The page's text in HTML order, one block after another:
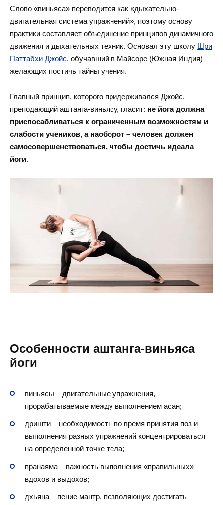
Слово «виньяса» переводится как «дыхательно-
двигательная система упражнений», поэтому основу
практики составляет объединение принципов динамичного
движения и дыхательных техник. Основал эту школу Шри
Паттабхи Джойс, обучавший в Майсоре (Южная Индия)
желающих постичь тайны учения.
Главный принцип, которого придерживался Джойс,
преподающий аштанга-виньясу, гласит: не йога должна
приспосабливаться к ограниченным возможностям и
слабости учеников, а наоборот – человек должен
самосовершенствоваться, чтобы достичь идеала
йоги.
Особенности аштанга-виньяса
йоги
виньясы – двигательные упражнения,
прорабатываемые между выполнением асан;
дришти – необходимость во время принятия поз и
выполнения разных упражнений концентрироваться
на определенной точке тела;
пранаяма – важность выполнения «правильных»
вдохов и выдохов;
дхьяна – пение мантр, позволяющих достигать